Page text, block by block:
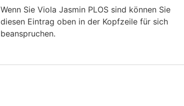
Wenn Sie Viola Jasmin PLOS sind können Sie
diesen Eintrag oben in der Kopfzeile für sich
beanspruchen.